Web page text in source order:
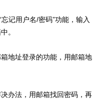
记用户名/密码”功能，输入
。
地址登录的功能，用邮箱地
办法，用邮箱找回密码，再